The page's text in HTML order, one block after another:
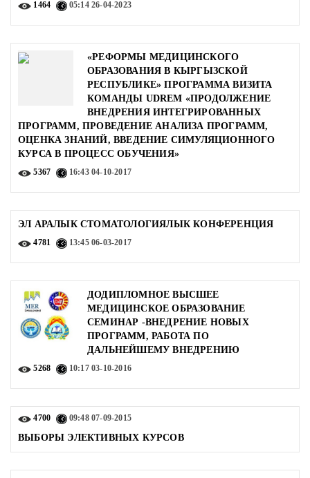
1464 05:1426-04-2023
«РЕФОРМЫ МЕДИЦИНСКОГО
ОБРАЗОВАНИЯ В КЫРГЫЗСКОЙ
РЕСПУБЛИКЕ» ПРОГРАММА ВИЗИТА
КОМАНДЫ UDREM «ПРОДОЛЖЕНИЕ
ВНЕДРЕНИЯ ИНТЕГРИРОВАННЫХ
ПРОГРАММ, ПРОВЕДЕНИЕ АНАЛИЗА ПРОГРАММ,
ОЦЕНКА ЗНАНИЙ, ВВЕДЕНИЕ СИМУЛЯЦИОННОГО
КУРСА В ПРОЦЕСС ОБУЧЕНИЯ»
5367 16:4304-10-2017
ЭЛ АРАЛЫК СТОМАТОЛОГИЯЛЫК КОНФЕРЕНЦИЯ
4781 13:4506-03-2017
ДОДИПЛОМНОЕ ВЫСШЕЕ
МЕДИЦИНСКОЕ ОБРАЗОВАНИЕ
СЕМИНАР -ВНЕДРЕНИЕ НОВЫХ
ПРОГРАММ, РАБОТА ПО
ДАЛЬНЕЙШЕМУ ВНЕДРЕНИЮ
5268 10:1703-10-2016
4700 09:4807-09-2015
ВЫБОРЫ ЭЛЕКТИВНЫХ КУРСОВ